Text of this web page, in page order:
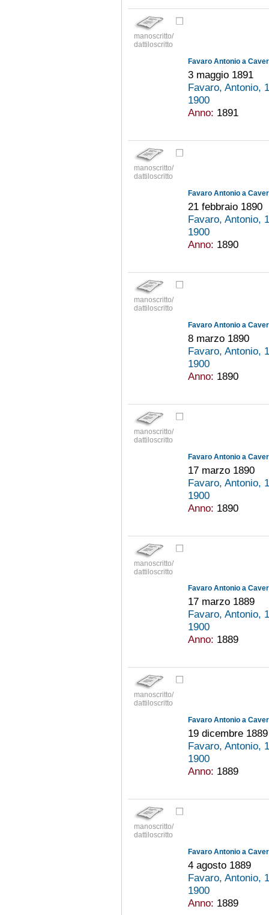
manoscritto/
dattiloscritto
Favaro Antonio a
3 maggio 1891
Favaro, Antonio,
1900
Anno: 1891
manoscritto/
dattiloscritto
Favaro Antonio a
21 febbraio 1890
Favaro, Antonio,
1900
Anno: 1890
manoscritto/
dattiloscritto
Favaro Antonio a
8 marzo 1890
Favaro, Antonio,
1900
Anno: 1890
manoscritto/
dattiloscritto
Favaro Antonio a
17 marzo 1890
Favaro, Antonio,
1900
Anno: 1890
manoscritto/
dattiloscritto
Favaro Antonio a
17 marzo 1889
Favaro, Antonio,
1900
Anno: 1889
manoscritto/
dattiloscritto
Favaro Antonio a
19 dicembre 1889
Favaro, Antonio,
1900
Anno: 1889
manoscritto/
dattiloscritto
Favaro Antonio a
4 agosto 1889
Favaro, Antonio,
1900
Anno: 1889